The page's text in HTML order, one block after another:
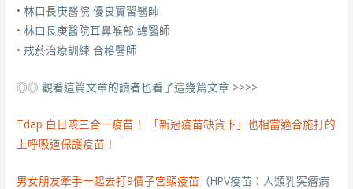
• 林口長庚醫院 優良實習醫師
• 林口長庚醫院耳鼻喉部 總醫師
• 戒菸治療訓練 合格醫師
◎◎ 觀看這篇文章的讀者也看了這幾篇文章 >>>>
Tdap 白日咳三合一疫苗！ 「新冠疫苗缺貨下」也相當適合施打的
上呼吸道保護疫苗！
男女朋友牽手一起去打9價子宮頸疫苗 （HPV疫苗：人類乳突瘤病